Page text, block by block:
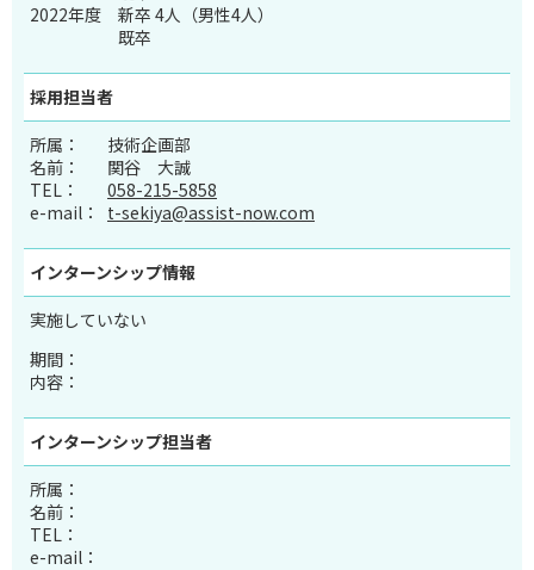
2022年度
新卒 4人（男性4人）
既卒
採用担当者
所属：
技術企画部
名前：
関谷 大誠
TEL：
058-215-5858
e-mail：
t-sekiya@assist-now.com
インターンシップ情報
実施していない
期間：
内容：
インターンシップ担当者
所属：
名前：
TEL：
e-mail：